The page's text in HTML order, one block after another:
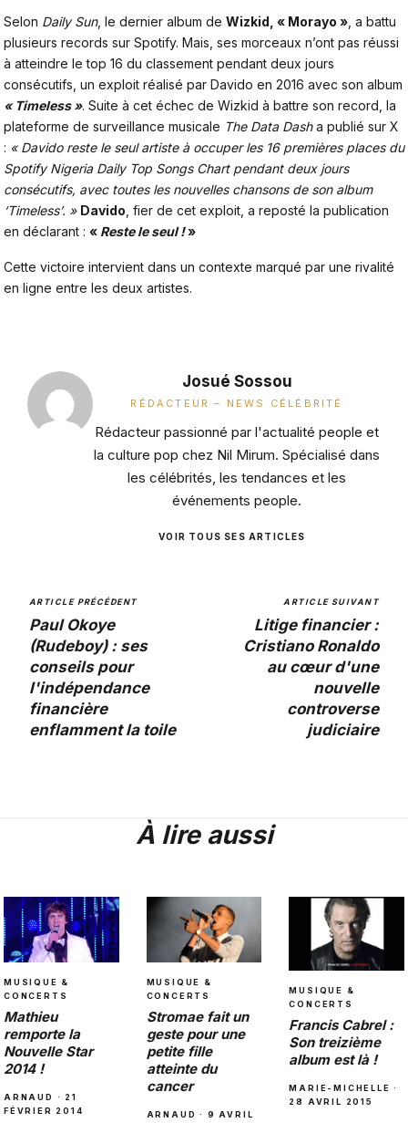
Selon Daily Sun, le dernier album de Wizkid , « Morayo » , a battu
plusieurs records sur Spotify. Mais, ses morceaux n’ont pas réussi
à atteindre le top 16 du classement pendant deux jours
consécutifs, un exploit réalisé par Davido en 2016 avec son album
« Timeless ». Suite à cet échec de Wizkid à battre son record, la
plateforme de surveillance musicale The Data Dasha publié sur X
: « Davido reste le seul artiste à occuper les 16 premières places du
Spotify Nigeria Daily Top Songs Chart pendant deux jours
consécutifs, avec toutes les nouvelles chansons de son album
‘Timeless’. » Davido , fier de cet exploit, a reposté la publication
en déclarant : « Reste le seul !»
Cette victoire intervient dans un contexte marqué par une rivalité
en ligne entre les deux artistes.
Josué Sossou
RÉDACTEUR – NEWS CÉLÉBRITÉ
Rédacteur passionné par l'actualité people et
la culture pop chez Nil Mirum. Spécialisé dans
les célébrités, les tendances et les
événements people.
VOIR TOUS SES ARTICLES
ARTICLE PRÉCÉDENT
Paul Okoye
(Rudeboy) : ses
conseils pour
l'indépendance
financière
enflamment la toile
ARTICLE SUIVANT
Litige financier :
Cristiano Ronaldo
au cœur d'une
nouvelle
controverse
judiciaire
À lire aussi
MUSIQUE &
CONCERTS
Mathieu
remporte la
Nouvelle Star
2014 !
ARNAUD · 21
FÉVRIER 2014
MUSIQUE &
CONCERTS
Stromae fait un
geste pour une
petite fille
atteinte du
cancer
ARNAUD · 9 AVRIL
MUSIQUE &
CONCERTS
Francis Cabrel :
Son treizième
album est là !
MARIE-MICHELLE ·
28 AVRIL 2015